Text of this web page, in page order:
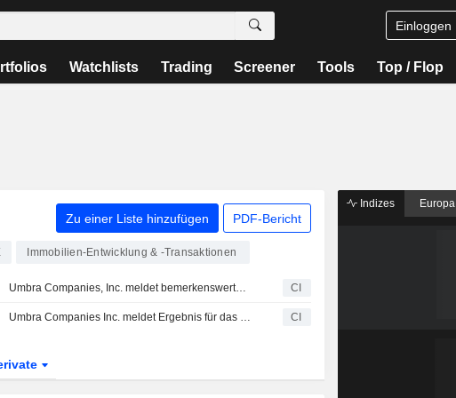
Einloggen
Watchlists Trading Screener Tools Top / Flop
Zu einer Liste hinzufügen PDF-Bericht
Immobilien-Entwicklung & -Transaktionen
Umbra Companies, Inc. meldet bemerkenswerte Fortschritte bei ihrem Immobilienentwicklungsprojekt in Montgomery, AL CI
Umbra Companies Inc. meldet Ergebnis für das zweite Quartal zum 30. Juni 2021 CI
Indizes Europa